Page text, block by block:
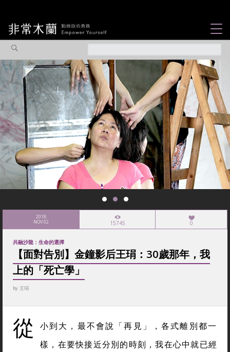
觀點專欄
焦點企劃
社會企業
認識我們
2018
NOV 02 15745 0
共融沙龍：生命的選擇
【面對告別】金鐘影后王琄：30歲那年，我
上的「死亡學」
by 王琄
從
小到大，最不會說「再見」，各式離別都一
樣，在要快接近分別的時刻，我在心中就已經